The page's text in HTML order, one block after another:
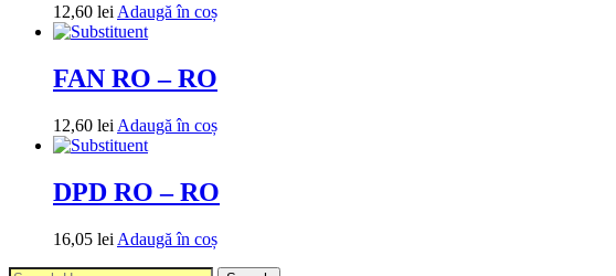
12,60 lei Adaugă în coș
FAN RO – RO
12,60 lei Adaugă în coș
DPD RO – RO
16,05 lei Adaugă în coș